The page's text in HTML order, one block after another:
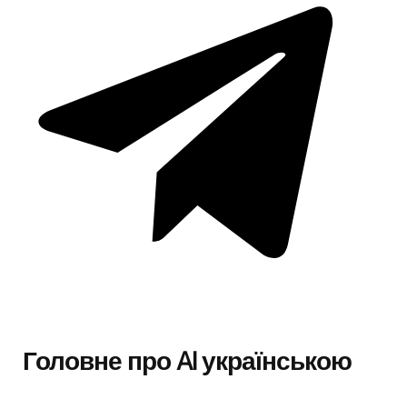
Головне про AI українською